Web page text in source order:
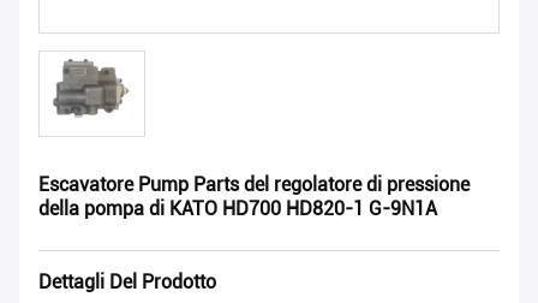
Escavatore Pump Parts del regolatore di pressione
della pompa di KATO HD700 HD820-1 G-9N1A
Dettagli Del Prodotto